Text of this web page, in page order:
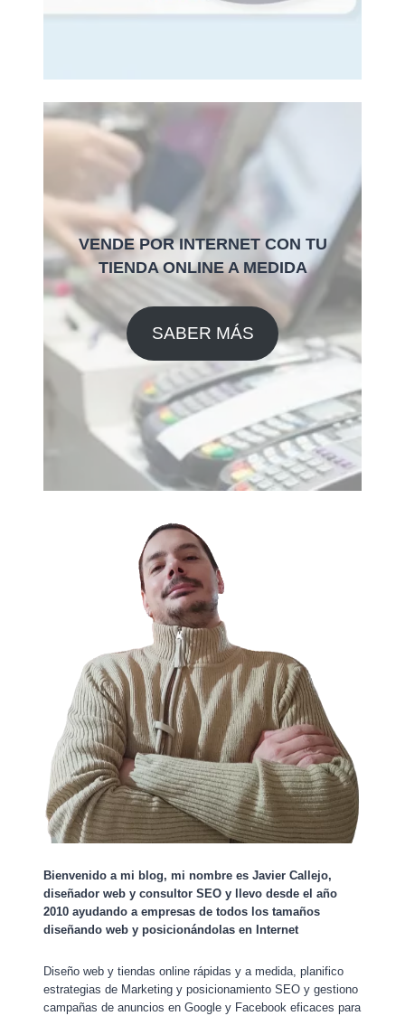
VENDE POR INTERNET CON TU
TIENDA ONLINE A MEDIDA
SABER MÁS
Bienvenido a mi blog, mi nombre es Javier Callejo,
diseñador web y consultor SEO y llevo desde el año
2010 ayudando a empresas de todos los tamaños
diseñando web y posicionándolas en Internet
Diseño web y tiendas online rápidas y a medida, planifico
estrategias de Marketing y posicionamiento SEO y gestiono
campañas de anuncios en Google y Facebook eficaces para